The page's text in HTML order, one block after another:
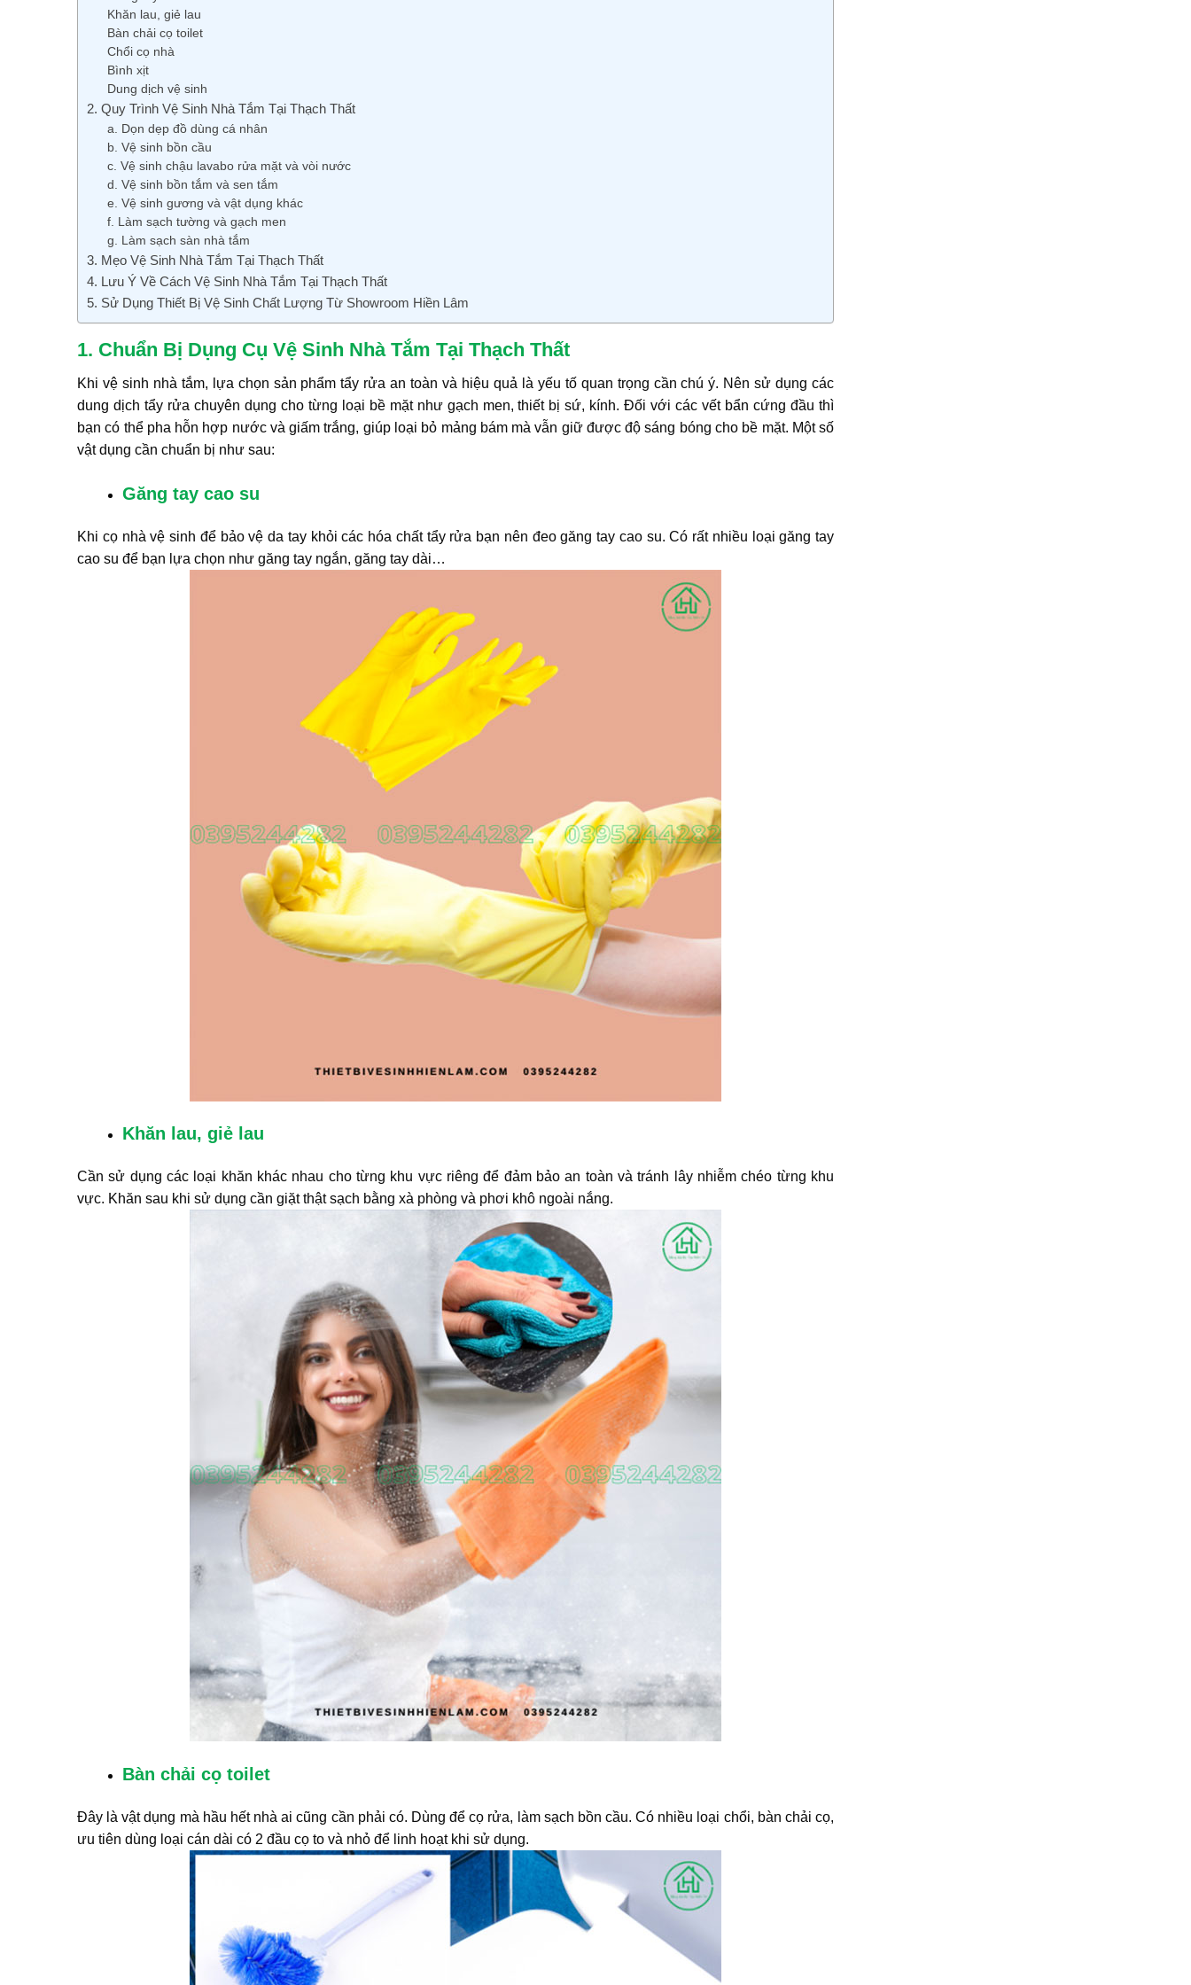
Khăn lau, giẻ lau
Bàn chải cọ toilet
Chổi cọ nhà
Bình xịt
Dung dịch vệ sinh
2. Quy Trình Vệ Sinh Nhà Tắm Tại Thạch Thất
a. Dọn dẹp đồ dùng cá nhân
b. Vệ sinh bồn cầu
c. Vệ sinh chậu lavabo rửa mặt và vòi nước
d. Vệ sinh bồn tắm và sen tắm
e. Vệ sinh gương và vật dụng khác
f. Làm sạch tường và gạch men
g. Làm sạch sàn nhà tắm
3. Mẹo Vệ Sinh Nhà Tắm Tại Thạch Thất
4. Lưu Ý Về Cách Vệ Sinh Nhà Tắm Tại Thạch Thất
5. Sử Dụng Thiết Bị Vệ Sinh Chất Lượng Từ Showroom Hiền Lâm
1. Chuẩn Bị Dụng Cụ Vệ Sinh Nhà Tắm Tại Thạch Thất
Khi vệ sinh nhà tắm, lựa chọn sản phẩm tẩy rửa an toàn và hiệu quả là yếu tố quan trọng cần chú ý. Nên sử dụng các
dung dịch tẩy rửa chuyên dụng cho từng loại bề mặt như gạch men, thiết bị sứ, kính. Đối với các vết bẩn cứng đầu thì
bạn có thể pha hỗn hợp nước và giấm trắng, giúp loại bỏ mảng bám mà vẫn giữ được độ sáng bóng cho bề mặt. Một số
vật dụng cần chuẩn bị như sau:
Găng tay cao su
Khi cọ nhà vệ sinh để bảo vệ da tay khỏi các hóa chất tẩy rửa bạn nên đeo găng tay cao su. Có rất nhiều loại găng tay
cao su để bạn lựa chọn như găng tay ngắn, găng tay dài…
Khăn lau, giẻ lau
Cần sử dụng các loại khăn khác nhau cho từng khu vực riêng để đảm bảo an toàn và tránh lây nhiễm chéo từng khu
vực. Khăn sau khi sử dụng cần giặt thật sạch bằng xà phòng và phơi khô ngoài nắng.
Bàn chải cọ toilet
Đây là vật dụng mà hầu hết nhà ai cũng cần phải có. Dùng để cọ rửa, làm sạch bồn cầu. Có nhiều loại chổi, bàn chải cọ,
ưu tiên dùng loại cán dài có 2 đầu cọ to và nhỏ để linh hoạt khi sử dụng.